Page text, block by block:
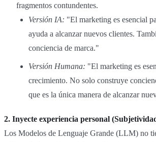
fragmentos contundentes.
Versión IA: "El marketing es esencial
ayuda a alcanzar nuevos clientes.
conciencia de marca."
Versión Humana: "El marketing es
crecimiento. No solo construye
que es la única manera de alcanzar
2. Inyecte experiencia personal
Los Modelos de Lenguaje Grande (LLM) no